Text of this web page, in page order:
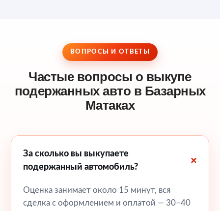
ВОПРОСЫ И ОТВЕТЫ
Частые вопросы о выкупе
подержанных авто в Базарных
Матаках
За сколько вы выкупаете
подержанный автомобиль?
Оценка занимает около 15 минут, вся
сделка с оформлением и оплатой — 30–40